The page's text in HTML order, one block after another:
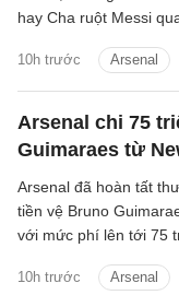
10h trước Arsenal
hay Cha ruột Messi
Arsenal chi 75
Guimaraes từ
10h trước Arsenal
Arsenal đã hoàn tất
tiền vệ Bruno
với mức phí lên tới 75